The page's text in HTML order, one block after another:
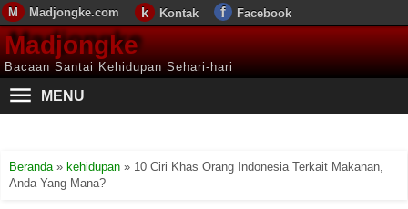
Madjongke.com Kontak Facebook
Madjongke
Bacaan Santai Kehidupan Sehari-hari
MENU
Beranda» kehidupan » 10 Ciri Khas Orang Indonesia Terkait Makanan,
Anda Yang Mana?